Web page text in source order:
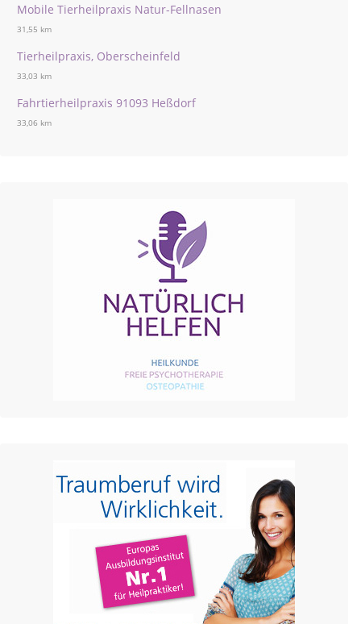
Mobile Tierheilpraxis Natur-Fellnasen
31,55 km
Tierheilpraxis, Oberscheinfeld
33,03 km
Fahrtierheilpraxis 91093 Heßdorf
33,06 km